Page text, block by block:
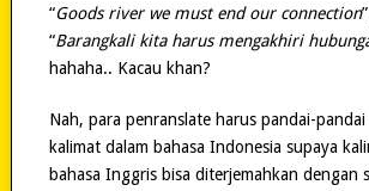
“Goods river we must end our connection
“Barangkali kita harus mengakhiri
hahaha.. Kacau khan?
Nah, para penranslate harus pandai-pandai
kalimat dalam bahasa Indonesia supaya
bahasa Inggris bisa diterjemahkan dengan